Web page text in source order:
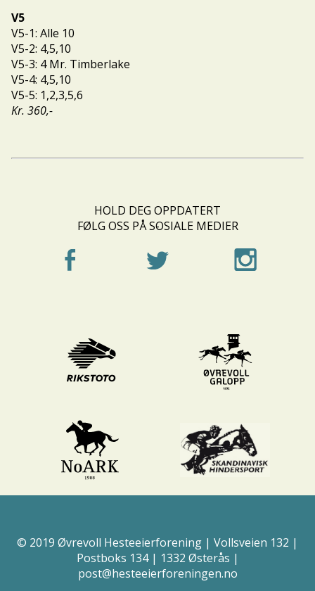
V5
V5-1: Alle 10
V5-2: 4,5,10
V5-3: 4 Mr. Timberlake
V5-4: 4,5,10
V5-5: 1,2,3,5,6
Kr. 360,-
HOLD DEG OPPDATERT
-
FØLG OSS PÅ SOSIALE MEDIER
© 2019 Øvrevoll Hesteeierforening | Vollsveien 132 |
Postboks 134 | 1332 Østerås |
post@hesteeierforeningen.no